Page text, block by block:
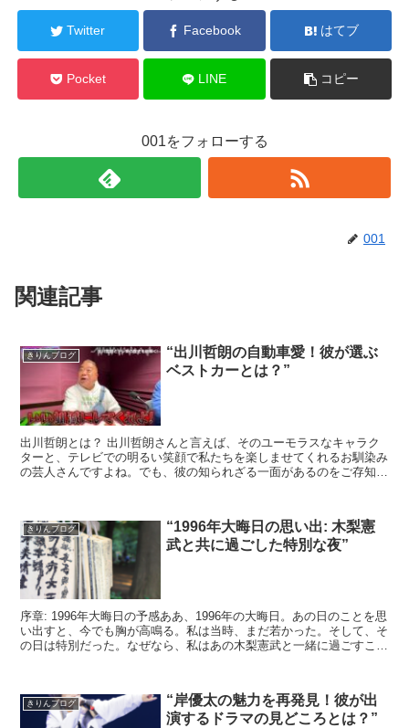
Twitter Facebook はてブ
Pocket LINE コピー
001をフォローする
001
関連記事
きりんブログ
“出川哲朗の自動車愛！彼が選ぶ
ベストカーとは？”
出川哲朗とは？ 出川哲朗さんと言えば、そのユーモラスなキャラク
ターと、テレビでの明るい笑顔で私たちを楽しませてくれるお馴染み
の芸人さんですよね。でも、彼の知られざる一面があるのをご存知で
きりんブログ
“1996年大晦日の思い出: 木梨憲
武と共に過ごした特別な夜”
序章: 1996年大晦日の予感ああ、1996年の大晦日。あの日のことを思
い出すと、今でも胸が高鳴る。私は当時、まだ若かった。そして、そ
の日は特別だった。なぜなら、私はあの木梨憲武と一緒に過ごすこと
きりんブログ
“岸優太の魅力を再発見！彼が出
演するドラマの見どころとは？”